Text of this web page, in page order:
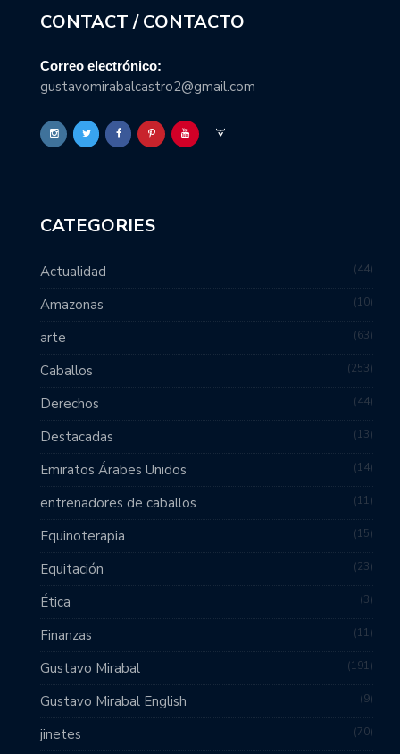
CONTACT / CONTACTO
Correo electrónico:
gustavomirabalcastro2@gmail.com
CATEGORIES
Actualidad 44
Amazonas 10
arte 63
Caballos 253
Derechos 44
Destacadas 13
Emiratos Árabes Unidos 14
entrenadores de caballos 11
Equinoterapia 15
Equitación 23
Ética 3
Finanzas 11
Gustavo Mirabal 191
Gustavo Mirabal English 9
jinetes 70